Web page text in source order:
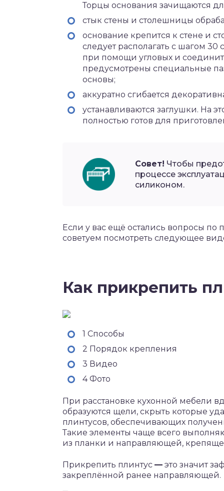
Торцы основания зачищаются
стык стены и столешницы
основание крепится к стене и
следует располагать с шагом
при помощи угловых и
предусмотрены специальные
основы;
аккуратно сгибается
устанавливаются заглушки. На
полностью готов для
Совет! Чтобы
процессе
силиконом.
Если у вас ещё остались вопросы
советуем посмотреть следующее
Как прикрепить
1 Способы
2 Порядок крепления
3 Видео
4 Фото
При расстановке кухонной мебели
образуются щели, скрыть которые
плинтусов, обеспечивающих
Такие элементы чаще всего
из планки и направляющей,
Прикрепить плинтус — это значит
закреплённой ранее направляющей.